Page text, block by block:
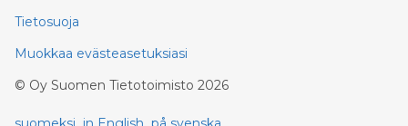
Tietosuoja
Muokkaa evästeasetuksiasi
© Oy Suomen Tietotoimisto 2026